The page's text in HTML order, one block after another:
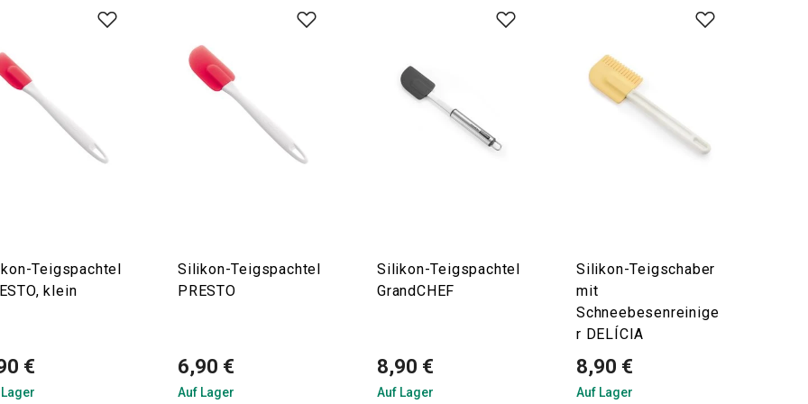
Teigspachtel
klein
€
Silikon-Teigspachtel
PRESTO
6,90 €
Auf Lager
Silikon-Teigspachtel
GrandCHEF
8,90 €
Auf Lager
Silikon-Teigschaber
mit
Schneebesenreinige
r DELÍCIA
8,90 €
Auf Lager